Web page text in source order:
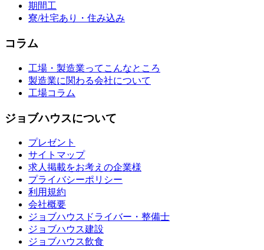
期間工
寮/社宅あり・住み込み
コラム
工場・製造業ってこんなところ
製造業に関わる会社について
工場コラム
ジョブハウスについて
プレゼント
サイトマップ
求人掲載をお考えの企業様
プライバシーポリシー
利用規約
会社概要
ジョブハウスドライバー・整備士
ジョブハウス建設
ジョブハウス飲食